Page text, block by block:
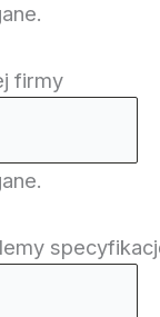
firmy